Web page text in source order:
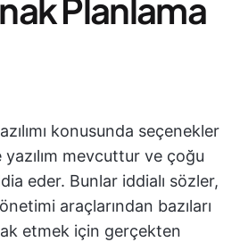
Planlama
konusunda seçenekler
yazılım mevcuttur ve çoğu
eder. Bunlar iddialı sözler,
araçlarından bazıları
etmek için gerçekten